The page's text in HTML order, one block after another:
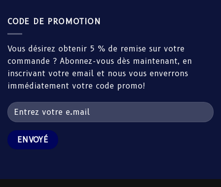
CODE DE PROMOTION
Vous désirez obtenir 5 % de remise sur votre
commande ? Abonnez-vous dès maintenant, en
inscrivant votre email et nous vous enverrons
immédiatement votre code promo!